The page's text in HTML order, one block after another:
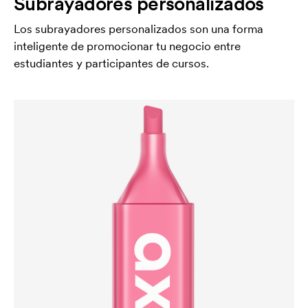
Los subrayadores personalizados son una forma
inteligente de promocionar tu negocio entre
estudiantes y participantes de cursos.